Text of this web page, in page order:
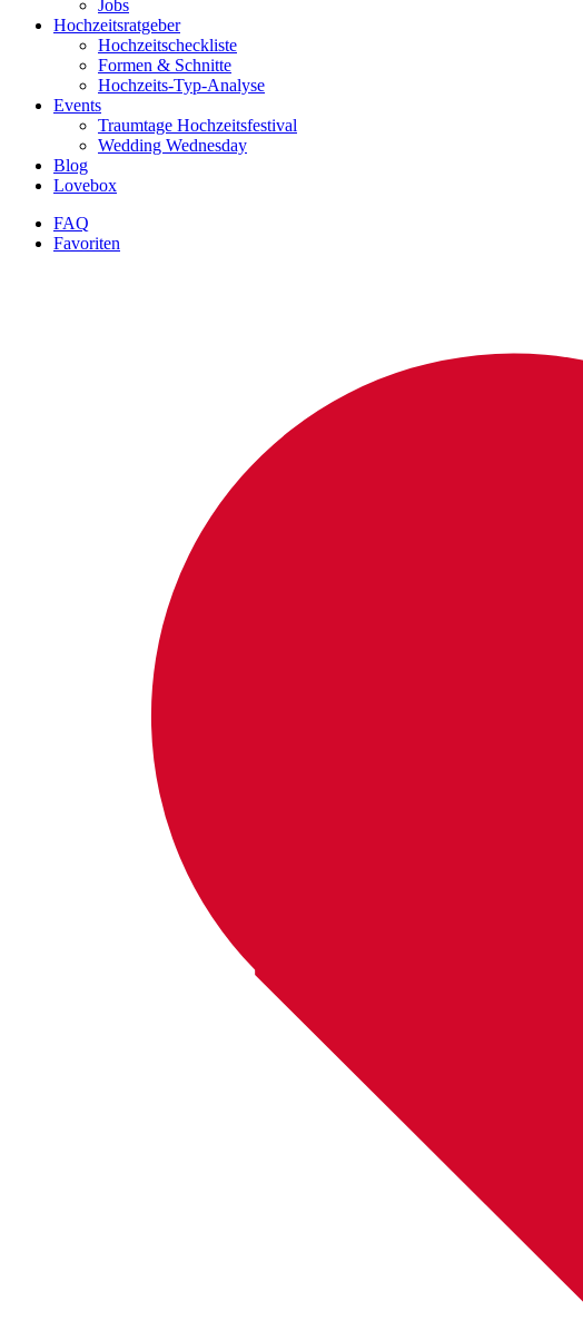
Jobs
Hochzeitsratgeber
Hochzeitscheckliste
Formen & Schnitte
Hochzeits-Typ-Analyse
Events
Traumtage Hochzeitsfestival
Wedding Wednesday
Blog
Lovebox
FAQ
Favoriten